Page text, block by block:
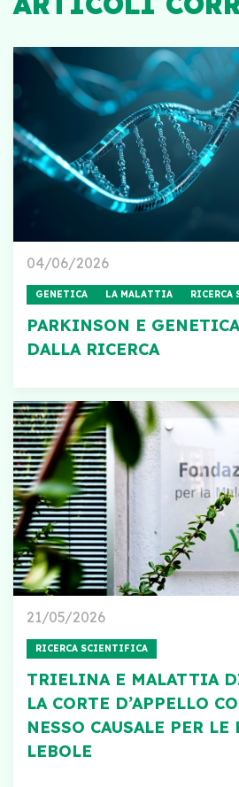
04/06/2026
GENETICA LA MALATTIA
PARKINSON E
DALLA RICERCA
21/05/2026
RICERCA SCIENTIFICA
TRIELINA E MALATTIA
LA CORTE D’APPELLO
NESSO CAUSALE PER LE
LEBOLE